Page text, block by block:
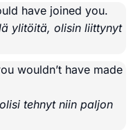
have joined you.
ylitöitä, olisin liittynyt
wouldn’t have made
tehnyt niin paljon